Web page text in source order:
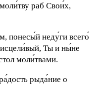
раб Свои́х,
понесы́й неду́ги всего́
Ты и ны́не
моли́твами.
рыда́ние о